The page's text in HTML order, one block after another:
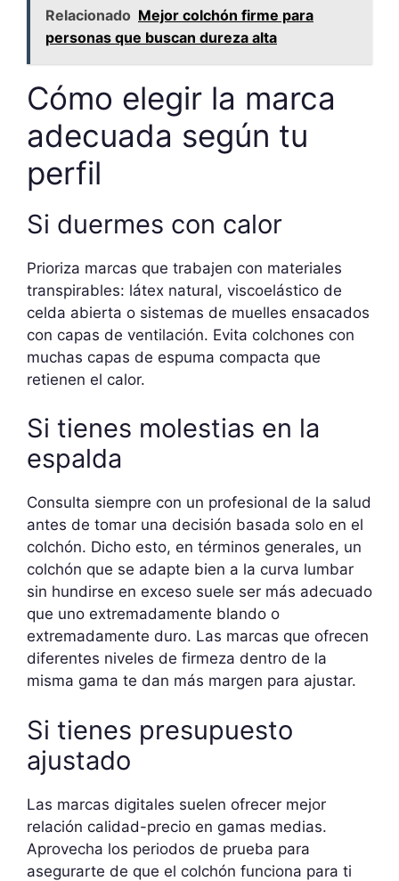
Relacionado Mejor colchón firme para
personas que buscan dureza alta
Cómo elegir la marca
adecuada según tu
perfil
Si duermes con calor
Prioriza marcas que trabajen con materiales
transpirables: látex natural, viscoelástico de
celda abierta o sistemas de muelles ensacados
con capas de ventilación. Evita colchones con
muchas capas de espuma compacta que
retienen el calor.
Si tienes molestias en la
espalda
Consulta siempre con un profesional de la salud
antes de tomar una decisión basada solo en el
colchón. Dicho esto, en términos generales, un
colchón que se adapte bien a la curva lumbar
sin hundirse en exceso suele ser más adecuado
que uno extremadamente blando o
extremadamente duro. Las marcas que ofrecen
diferentes niveles de firmeza dentro de la
misma gama te dan más margen para ajustar.
Si tienes presupuesto
ajustado
Las marcas digitales suelen ofrecer mejor
relación calidad-precio en gamas medias.
Aprovecha los periodos de prueba para
asegurarte de que el colchón funciona para ti